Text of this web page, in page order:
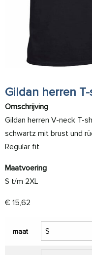
Gildan herren
Omschrijving
Gildan herren V-neck T-
schwartz mit brust und
Regular fit
Maatvoering
S t/m 2XL
€ 15,62
maat